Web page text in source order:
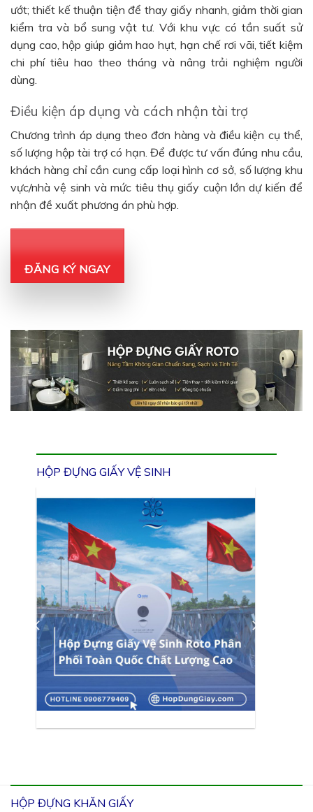
ướt; thiết kế thuận tiện để thay giấy nhanh, giảm thời gian
kiểm tra và bổ sung vật tư. Với khu vực có tần suất sử
dụng cao, hộp giúp giảm hao hụt, hạn chế rơi vãi, tiết kiệm
chi phí tiêu hao theo tháng và nâng trải nghiệm người
dùng.
Điều kiện áp dụng và cách nhận tài trợ
Chương trình áp dụng theo đơn hàng và điều kiện cụ thể,
số lượng hộp tài trợ có hạn. Để được tư vấn đúng nhu cầu,
khách hàng chỉ cần cung cấp loại hình cơ sở, số lượng khu
vực/nhà vệ sinh và mức tiêu thụ giấy cuộn lớn dự kiến để
nhận đề xuất phương án phù hợp.
ĐĂNG KÝ NGAY
HỘP ĐỰNG GIẤY VỆ SINH
HỘP ĐỰNG KHĂN GIẤY